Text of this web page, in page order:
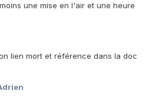
une mise en l'air et une heure
lien mort et référence dans la doc